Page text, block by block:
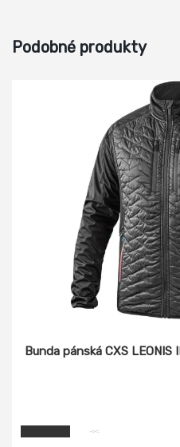
Podobné produkty
Bunda pánská CXS LEONIS